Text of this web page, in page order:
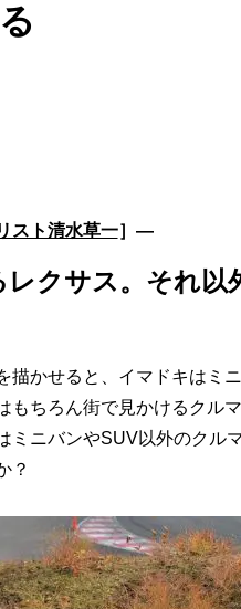
スト清水草一］―
レクサス。それ
かせると、イマドキはミ
もちろん街で見かけるクル
ミニバンやSUV以外のクル
？